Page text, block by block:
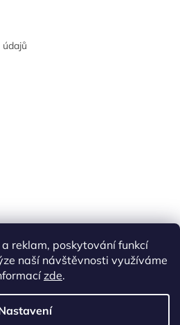
reklam, poskytování funkcí
naší návštěvnosti využíváme
zde.
údajů